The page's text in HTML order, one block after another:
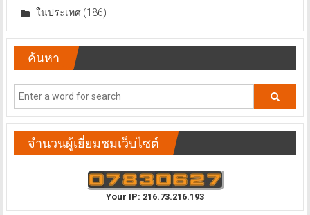
ในประเทศ(186)
ค้นหา
จำนวนผู้เยี่ยมชมเว็บไซต์
Your IP: 216.73.216.193